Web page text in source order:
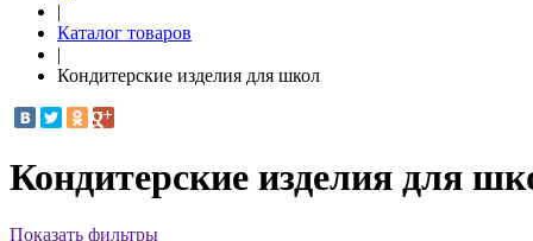
|
Каталог товаров
|
Кондитерские изделия для школ
Кондитерские изделия для
Показать фильтры